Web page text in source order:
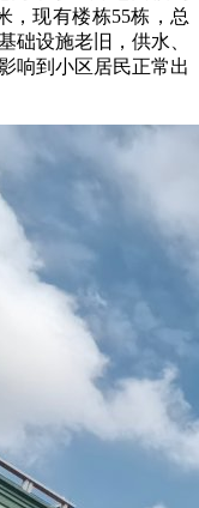
，现有楼栋55栋，总
础设施老旧，供水、
响到小区居民正常出